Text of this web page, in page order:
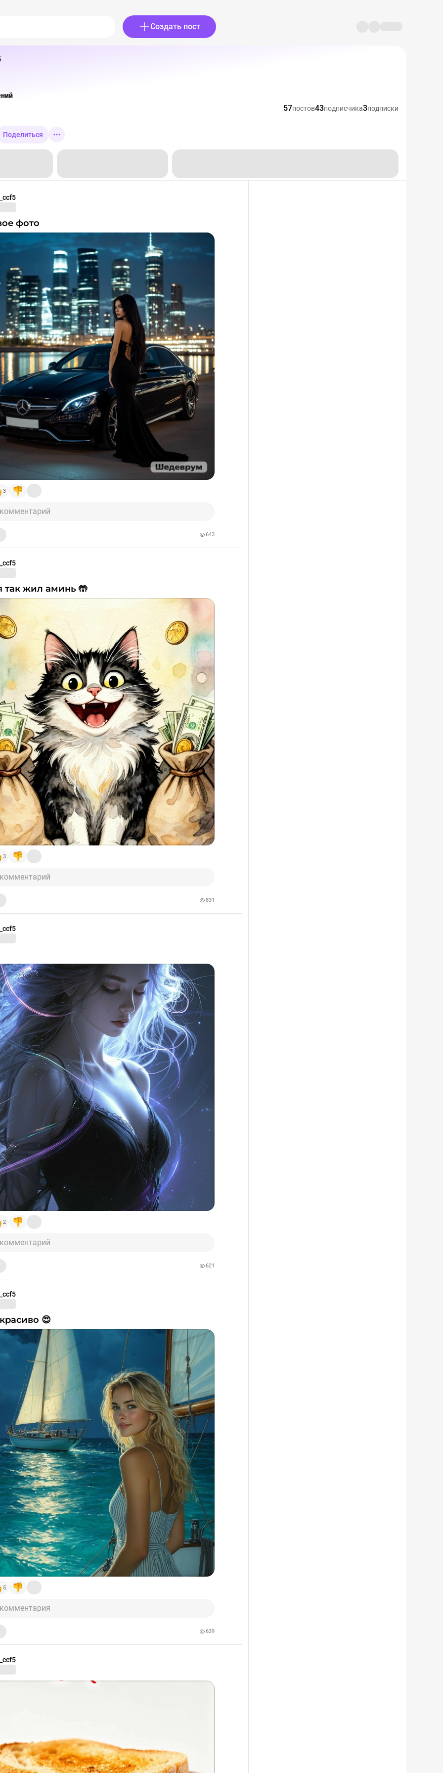
Создать пост
57постов43подписчика3подписки
Поделиться
фото
3
643
я так жил аминь 🤲
3
831
2
621
красиво 😍
5
639